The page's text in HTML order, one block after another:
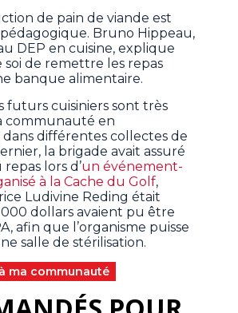
de pain de viande est
Bruno Hippeau,
DEP en cuisine, explique
soi de remettre les repas
banque alimentaire.
futurs cuisiniers sont très
communauté en
dans différentes collectes de
la brigade avait assuré
repas lors d’un événement-
à la Cache du Golf,
Ludivine Reding était
000 dollars avaient pu être
afin que l’organisme puisse
salle de stérilisation.
ma communauté